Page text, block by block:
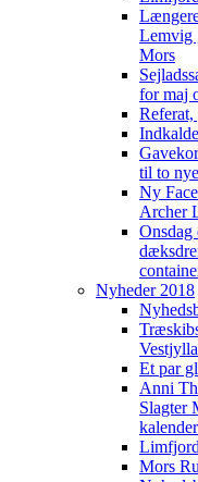
Lemvig
Mors
for maj
Referat,
til to
Ny
Archer
Onsdag
Nyheder 2018
Et par
Anni
Slagter
kalender
Mors